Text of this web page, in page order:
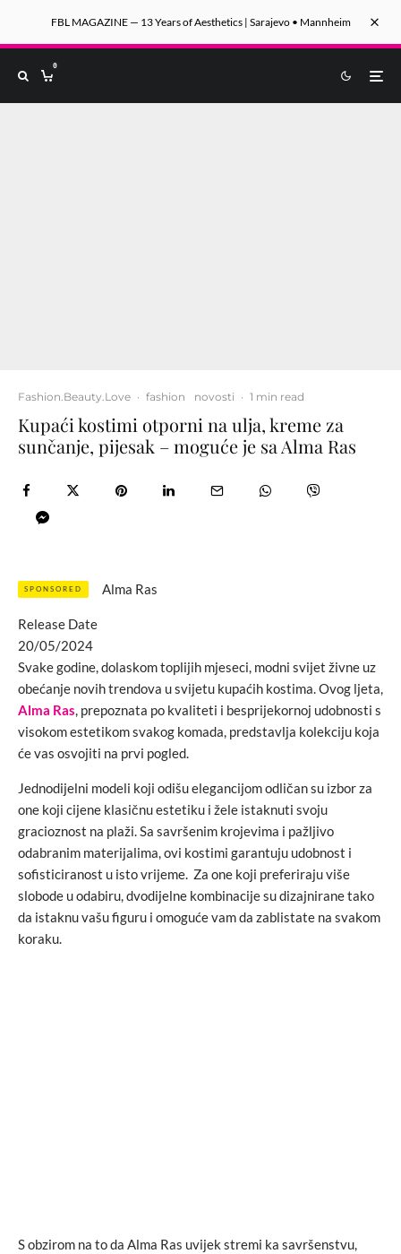
FBL MAGAZINE — 13 Years of Aesthetics | Sarajevo • Mannheim
0
Fashion.Beauty.Love · fashion novosti · 1 min read
Kupaći kostimi otporni na ulja, kreme za
sunčanje, pijesak – moguće je sa Alma Ras
SPONSORED Alma Ras
Release Date
20/05/2024
Svake godine, dolaskom toplijih mjeseci, modni svijet živne uz
obećanje novih trendova u svijetu kupaćih kostima. Ovog ljeta,
Alma Ras, prepoznata po kvaliteti i besprijekornoj udobnosti s
visokom estetikom svakog komada, predstavlja kolekciju koja
će vas osvojiti na prvi pogled.
Jednodijelni modeli koji odišu elegancijom odličan su izbor za
one koji cijene klasičnu estetiku i žele istaknuti svoju
gracioznost na plaži. Sa savršenim krojevima i pažljivo
odabranim materijalima, ovi kostimi garantuju udobnost i
sofisticiranost u isto vrijeme. Za one koji preferiraju više
slobode u odabiru, dvodijelne kombinacije su dizajnirane tako
da istaknu vašu figuru i omoguće vam da zablistate na svakom
koraku.
S obzirom na to da Alma Ras uvijek stremi ka savršenstvu,